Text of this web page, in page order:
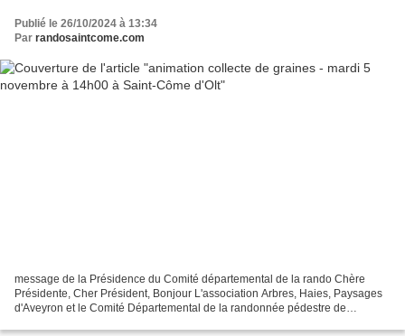
Publié le 26/10/2024 à 13:34
Par randosaintcome.com
message de la Présidence du Comité départemental de la rando Chère
Présidente, Cher Président, Bonjour L'association Arbres, Haies, Paysages
d'Aveyron et le Comité Départemental de la randonnée pédestre de